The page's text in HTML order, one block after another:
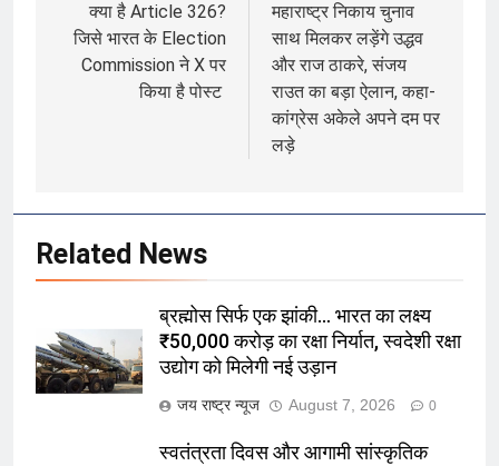
navigation
क्या है Article 326?
जिसे भारत के Election
Commission ने X पर
किया है पोस्ट
महाराष्ट्र निकाय चुनाव
साथ मिलकर लड़ेंगे उद्धव
और राज ठाकरे, संजय
राउत का बड़ा ऐलान, कहा-
कांग्रेस अकेले अपने दम पर
लड़े
Related News
ब्रह्मोस सिर्फ एक झांकी… भारत का लक्ष्य
₹50,000 करोड़ का रक्षा निर्यात, स्वदेशी रक्षा
उद्योग को मिलेगी नई उड़ान
जय राष्ट्र न्यूज August 7, 2026 0
स्वतंत्रता दिवस और आगामी सांस्कृतिक